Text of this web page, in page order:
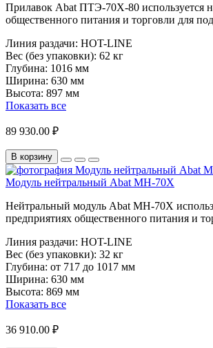
Прилавок Abat ПТЭ-70Х-80 используется
общественного питания и торговли для
Линия раздачи: HOT-LINE
Вес (без упаковки): 62 кг
Глубина: 1016 мм
Ширина: 630 мм
Высота: 897 мм
Показать все
89 930.00 ₽
В корзину
Модуль нейтральный Abat МН-70Х
Нейтральный модуль Abat МН-70Х
предприятиях общественного питания и
Линия раздачи: HOT-LINE
Вес (без упаковки): 32 кг
Глубина: от 717 до 1017 мм
Ширина: 630 мм
Высота: 869 мм
Показать все
36 910.00 ₽